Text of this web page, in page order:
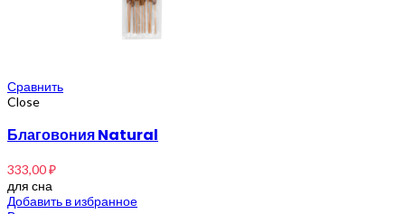
Сравнить
Close
Благовония Natural
333,00₽
для сна
Добавить в избранное